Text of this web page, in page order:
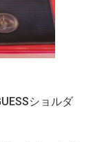
ショルダ